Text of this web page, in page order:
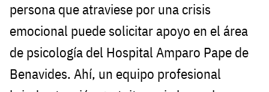
persona que atraviese por una crisis
emocional puede solicitar apoyo en el área
de psicología del Hospital Amparo Pape de
Benavides. Ahí, un equipo profesional